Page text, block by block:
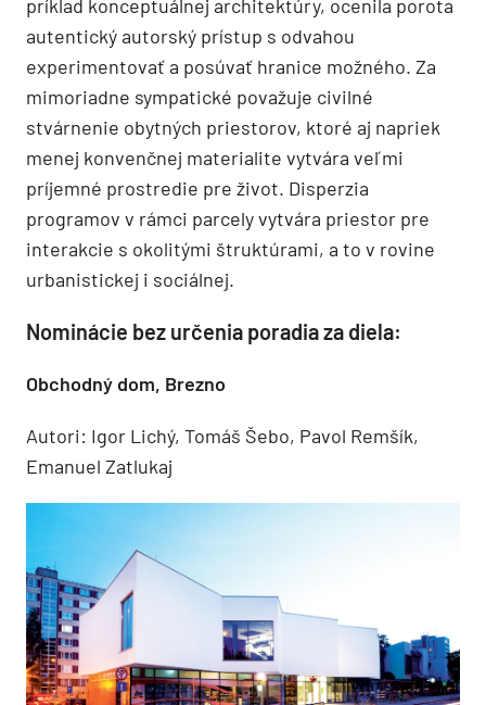
príklad konceptuálnej architektúry, ocenila porota
autentický autorský prístup s odvahou
experimentovať a posúvať hranice možného. Za
mimoriadne sympatické považuje civilné
stvárnenie obytných priestorov, ktoré aj napriek
menej konvenčnej materialite vytvára veľmi
príjemné prostredie pre život. Disperzia
programov v rámci parcely vytvára priestor pre
interakcie s okolitými štruktúrami, a to v rovine
urbanistickej i sociálnej.
Nominácie bez určenia poradia za diela:
Obchodný dom, Brezno
Autori: Igor Lichý, Tomáš Šebo, Pavol Remšík,
Emanuel Zatlukaj